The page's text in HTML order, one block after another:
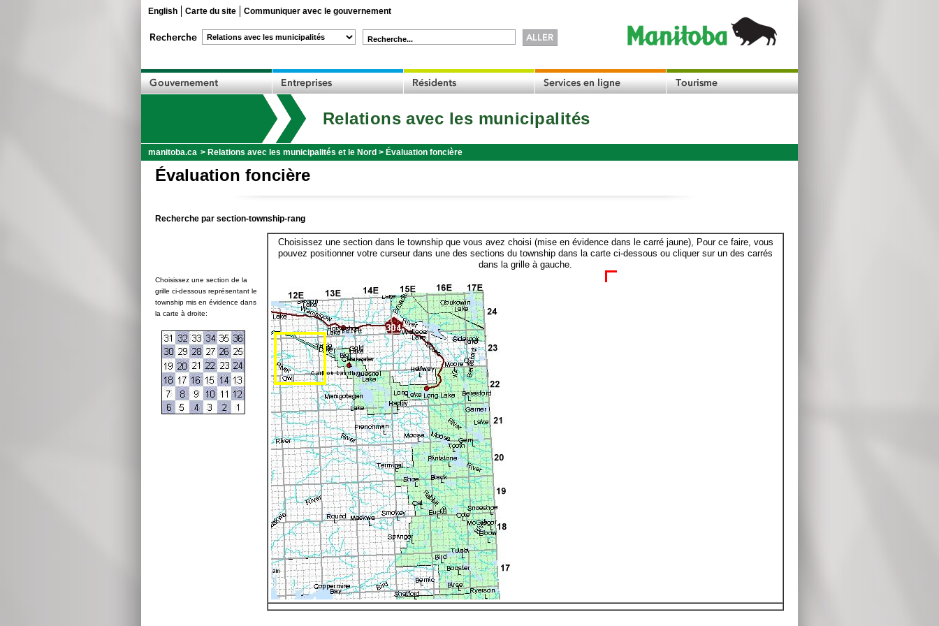
English Carte du site Communiquer avec le gouvernement
Recherche...
Relations avec les municipalités
manitoba.ca > Relations avec les municipalités et le Nord > Évaluation foncière
Évaluation foncière
Recherche par section-township-rang
Choisissez une section de la
grille ci-dessous représentant le
township mis en évidence dans
la carte à droite:
Choisissez une section dans le township que vous avez choisi (mise en évidence dans le carré jaune), Pour ce faire, vous
pouvez positionner votre curseur dans une des sections du township dans la carte ci-dessous ou cliquer sur un des carrés
dans la grille à gauche.